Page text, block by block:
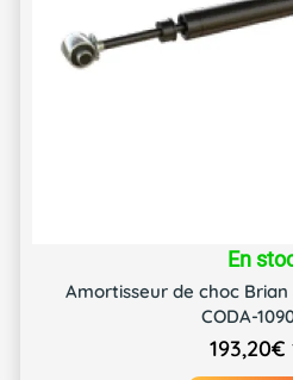
En
Amortisseur de choc Brian
CODA-
193,20€